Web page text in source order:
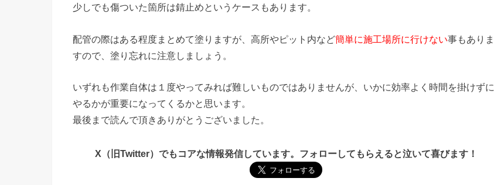
少しでも傷ついた箇所は錆止めというケースもあります。
配管の際はある程度まとめて塗りますが、高所やピット内など簡単に施工場所に行けない事もありま
すので、塗り忘れに注意しましょう。
いずれも作業自体は１度やってみれば難しいものではありませんが、いかに効率よく時間を掛けずに
やるかが重要になってくるかと思います。
最後まで読んで頂きありがとうございました。
X（旧Twitter）でもコアな情報発信しています。フォローしてもらえると泣いて喜びます！